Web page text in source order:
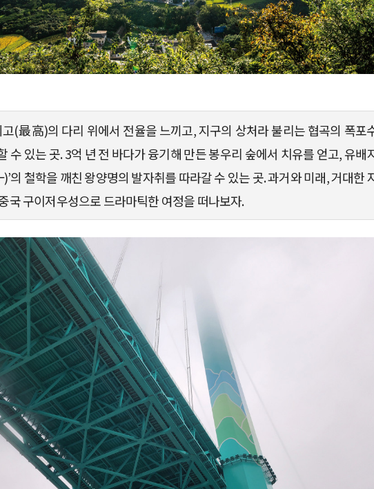
(最高)의 다리 위에서 전율을 느끼고, 지구의 상처라 불리는 협곡의 폭포
수 있는 곳. 3억 년 전 바다가 융기해 만든 봉우리 숲에서 치유를 얻고, 유배
의 철학을 깨친 왕양명의 발자취를 따라갈 수 있는 곳. 과거와 미래, 거대한
국 구이저우성으로 드라마틱한 여정을 떠나보자.